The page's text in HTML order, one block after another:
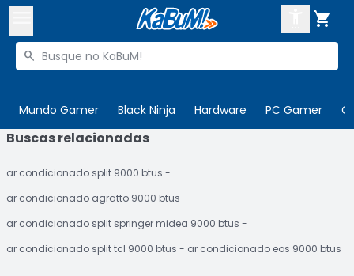

Buscar produtos

Mundo Gamer Black Ninja Hardware PC Gamer

 Departamentos
Cupons
Mais Vendidos
ENTRE
CADASTRE-SE
Buscas relacionadas
ar condicionado split 9000 btus
ar condicionado agratto 9000 btus
ar condicionado split springer midea 9000 btus
ar condicionado split tcl 9000 btus
ar condicionado eos 9000 btus